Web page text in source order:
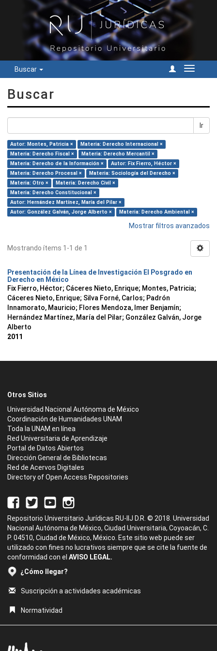
Buscar
Cambiar
Buscar
Ir
Autor: Montes, Patricia ×
Materia: Derecho Internacional ×
Materia: Derecho Fiscal ×
Materia: Derecho Mercantil ×
Materia: Derecho de la Información ×
Autor: Fix Fierro, Héctor ×
Materia: Derecho Procesal ×
Materia: Sociología del Derecho ×
Materia: Otro ×
Materia: Derecho Civil ×
Materia: Derecho Constitucional ×
Autor: Hernández Martínez, María del Pilar ×
Autor: González Galván, Jorge Alberto ×
Materia: Derecho Ambiental ×
Mostrar filtros avanzados
Mostrando ítems 1-1 de 1
Presentación de la Línea de Investigación El Posgrado en
Derecho en México
Fix Fierro, Héctor; Cáceres Nieto, Enrique; Montes, Patricia;
Cáceres Nieto, Enrique; Silva Forné, Carlos; Padrón
Innamorato, Mauricio; Flores Mendoza, Imer Benjamín;
Hernández Martínez, María del Pilar; González Galván, Jorge
Alberto
2011
Otros Sitios
Universidad Nacional Autónoma de México
Coordinación de Humanidades UNAM
Toda la UNAM en línea
Red Universitaria de Aprendizaje
Portal de Datos Abiertos
Dirección General de Bibliotecas
Red de Acervos Digitales
Directory of Open Access Repositories
Repositorio Universitario Jurídicas RU-IIJ D.R. © 2018. Universidad
Nacional Autónoma de México, Ciudad Universitaria, Coyoacán, C.
P. 04510, Ciudad de México, México. Este sitio web puede ser
utilizado con fines no lucrativos siempre que se cite la fuente de
conformidad con el AVISO LEGAL.
¿Cómo llegar?
Suscripción a actividades académicas
Normatividad